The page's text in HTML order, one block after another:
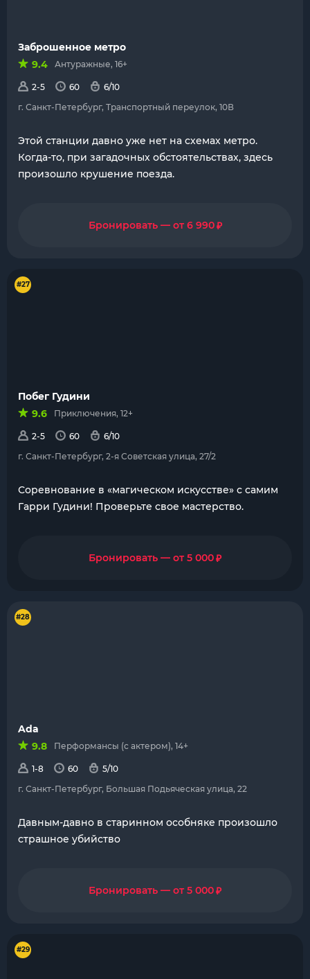
Заброшенное метро
9.4
Антуражные, 16+
2-5 60
6/10
г. Санкт-Петербург, Транспортный переулок, 10В
Этой станции давно уже нет на схемах метро.
Когда-то, при загадочных обстоятельствах, здесь
произошло крушение поезда.
Бронировать — от 6 990₽
#27
Побег Гудини
9.6
Приключения, 12+
2-5 60
6/10
г. Санкт-Петербург, 2-я Советская улица, 27/2
Соревнование в «магическом искусстве» с самим
Гарри Гудини! Проверьте свое мастерство.
Бронировать — от 5 000₽
#28
Ada
9.8
Перформансы (с актером), 14+
1-8 60
5/10
г. Санкт-Петербург, Большая Подьяческая улица, 22
Давным-давно в старинном особняке произошло
страшное убийство
Бронировать — от 5 000₽
#29